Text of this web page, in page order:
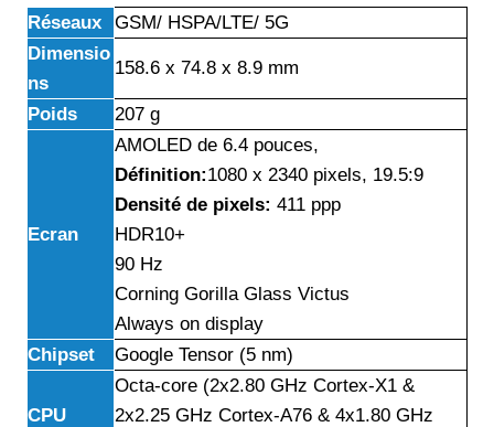
Réseaux
GSM/ HSPA/LTE/ 5G
Dimensio
ns
158.6 x 74.8 x 8.9 mm
Poids 207 g
Ecran
AMOLED de 6.4 pouces,
Définition:1080 x 2340 pixels, 19.5:9
Densité de pixels: 411 ppp
HDR10+
90 Hz
Corning Gorilla Glass Victus
Always on display
Chipset
Google Tensor (5 nm)
CPU
Octa-core (2x2.80 GHz Cortex-X1 &
2x2.25 GHz Cortex-A76 & 4x1.80 GHz